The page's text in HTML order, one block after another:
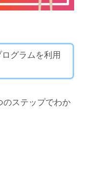
グラムを利用
のステップでわか